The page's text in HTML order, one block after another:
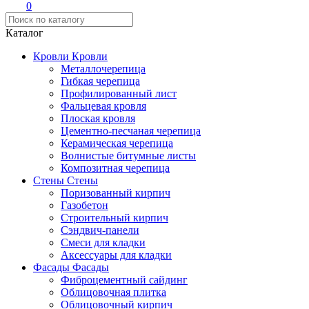
0
Каталог
Кровли Кровли
Металлочерепица
Гибкая черепица
Профилированный лист
Фальцевая кровля
Плоская кровля
Цементно-песчаная черепица
Керамическая черепица
Волнистые битумные листы
Композитная черепица
Стены Стены
Поризованный кирпич
Газобетон
Строительный кирпич
Сэндвич-панели
Смеси для кладки
Аксессуары для кладки
Фасады Фасады
Фиброцементный сайдинг
Облицовочная плитка
Облицовочный кирпич